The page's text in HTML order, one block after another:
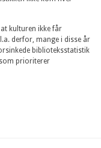
kulturen ikke får
derfor, mange i disse år
biblioteksstatistik
prioriterer